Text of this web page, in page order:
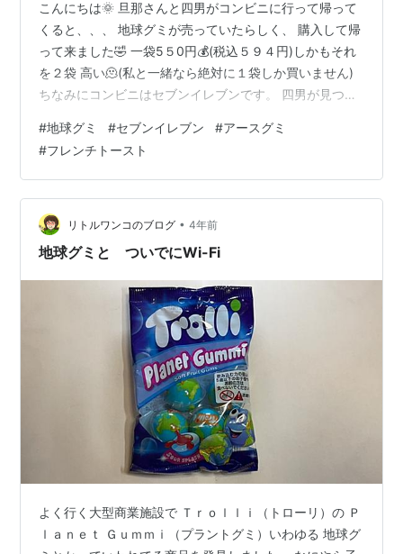
こんにちは🌞 旦那さんと四男がコンビニに行って帰って
くると、、、 地球グミが売っていたらしく、 購入して帰
って来ました🤣 一袋5５0円💰(税込５９４円)しかもそれ
を２袋 高い🫠(私と一緒なら絶対に１袋しか買いません)
ちなみにコンビニはセブンイレブンです。 四男が見つけ
は お麩でフレンチトースト🍞を作りました🍳 地球グミ
子供や女性など若い世代を中心に人気のお菓子です。 私
は、韓国のお菓子だと思っていたのですが、、、 調べて
みたらドイツのお菓子だそうです。 皆さん韓国のイメー
ジが強くないですか？ どうやら、韓国のユーチューバー
によるAS…
#地球グミ #セブンイレブン #アースグミ
#フレンチトースト
リトルワンコのブログ • 4年前
地球グミと ついでにWi-Fi
よく行く大型商業施設で Ｔｒｏｌｌｉ（トローリ）の Ｐ
ｌａｎｅｔ Ｇｕｍｍｉ（プラントグミ）いわゆる 地球グ